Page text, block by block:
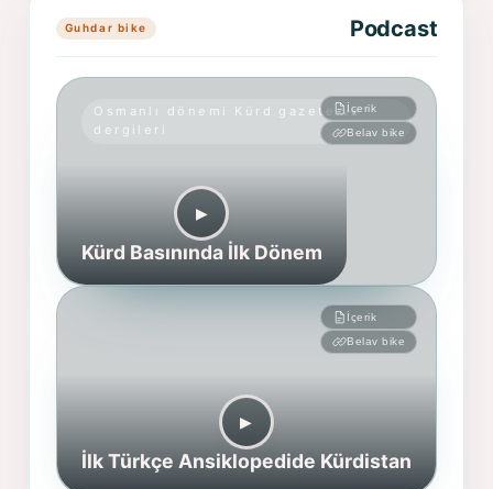
Guhdar bike Podcast
Osmanlı dönemi Kürd gazete ve
dergileri
İçerik
Belav bike
▶︎
Kürd Basınında İlk Dönem
İçerik
Belav bike
▶︎
İlk Türkçe Ansiklopedide Kürdistan